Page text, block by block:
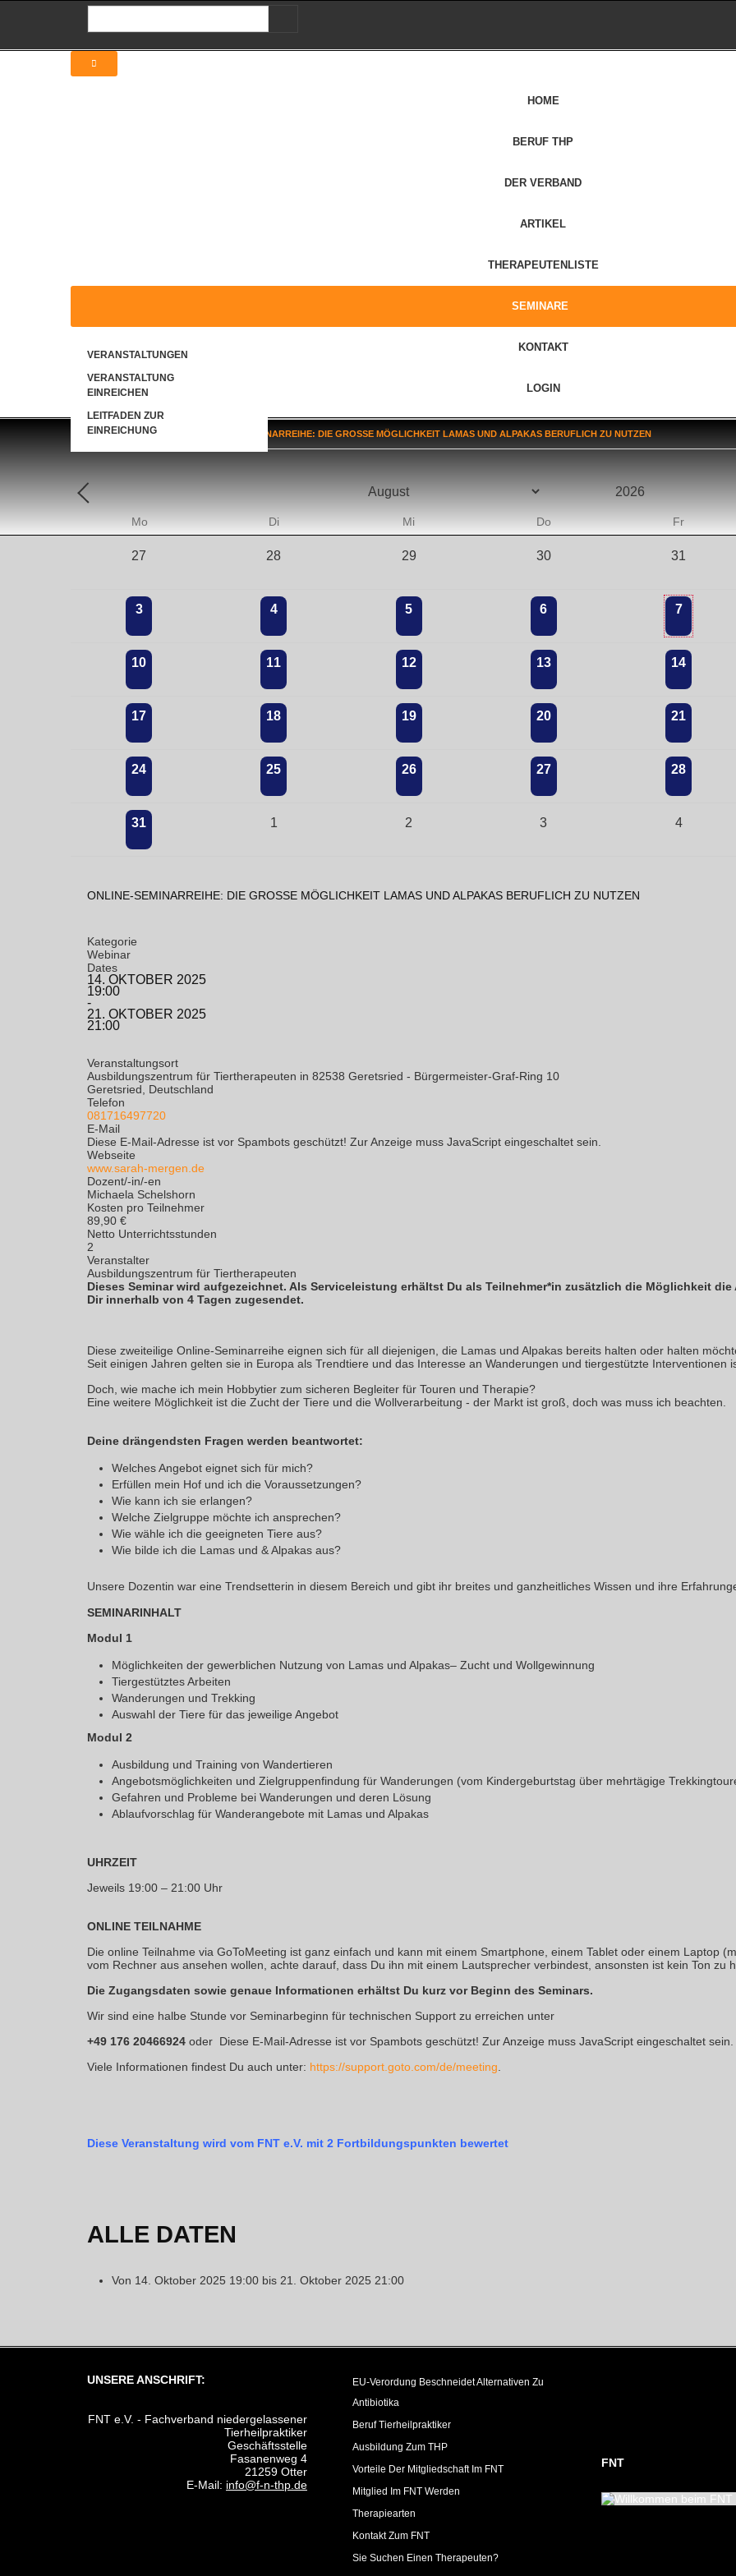
HOME
BERUF THP
DER VERBAND
ARTIKEL
THERAPEUTENLISTE
SEMINARE
VERANSTALTUNGEN
VERANSTALTUNG
EINREICHEN
LEITFADEN ZUR
EINREICHUNG
KONTAKT
LOGIN
HOME » SEMINARE ONLINE-SEMINARREIHE: DIE GROSSE MÖGLICHKEIT LAMAS UND ALPAKAS BERUFLICH ZU NUTZEN
Mo Di Mi Do Fr
27 28 29 30 31
3 4 5 6 7
10 11 12 13 14
17 18 19 20 21
24 25 26 27 28
31 1 2 3 4
ONLINE-SEMINARREIHE: DIE GROSSE MÖGLICHKEIT LAMAS UND ALPAKAS BERUFLICH ZU NUTZEN
Kategorie
Webinar
Dates
14. OKTOBER 2025
19:00
-
21. OKTOBER 2025
21:00
Veranstaltungsort
Ausbildungszentrum für Tiertherapeuten in 82538 Geretsried - Bürgermeister-Graf-Ring 10
Geretsried, Deutschland
Telefon
081716497720
E-Mail
Diese E-Mail-Adresse ist vor Spambots geschützt! Zur Anzeige muss JavaScript eingeschaltet sein.
Webseite
www.sarah-mergen.de
Dozent/-in/-en
Michaela Schelshorn
Kosten pro Teilnehmer
89,90 €
Netto Unterrichtsstunden
2
Veranstalter
Ausbildungszentrum für Tiertherapeuten
Dieses Seminar wird aufgezeichnet. Als Serviceleistung erhältst Du als Teilnehmer*in zusätzlich die Möglichkeit
Dir innerhalb von 4 Tagen zugesendet.
Diese zweiteilige Online-Seminarreihe eignen sich für all diejenigen, die Lamas und Alpakas bereits halten oder halten
Seit einigen Jahren gelten sie in Europa als Trendtiere und das Interesse an Wanderungen und tiergestützte Interventionen
Doch, wie mache ich mein Hobbytier zum sicheren Begleiter für Touren und Therapie?
Eine weitere Möglichkeit ist die Zucht der Tiere und die Wollverarbeitung - der Markt ist groß, doch was muss ich beachten.
Deine drängendsten Fragen werden beantwortet:
Welches Angebot eignet sich für mich?
Erfüllen mein Hof und ich die Voraussetzungen?
Wie kann ich sie erlangen?
Welche Zielgruppe möchte ich ansprechen?
Wie wähle ich die geeigneten Tiere aus?
Wie bilde ich die Lamas und & Alpakas aus?
Unsere Dozentin war eine Trendsetterin in diesem Bereich und gibt ihr breites und ganzheitliches Wissen und ihre
SEMINARINHALT
Modul 1
Möglichkeiten der gewerblichen Nutzung von Lamas und Alpakas– Zucht und Wollgewinnung
Tiergestütztes Arbeiten
Wanderungen und Trekking
Auswahl der Tiere für das jeweilige Angebot
Modul 2
Ausbildung und Training von Wandertieren
Angebotsmöglichkeiten und Zielgruppenfindung für Wanderungen (vom Kindergeburtstag über mehrtägige
Gefahren und Probleme bei Wanderungen und deren Lösung
Ablaufvorschlag für Wanderangebote mit Lamas und Alpakas
UHRZEIT
Jeweils 19:00 – 21:00 Uhr
ONLINE TEILNAHME
Die online Teilnahme via GoToMeeting ist ganz einfach und kann mit einem Smartphone, einem Tablet oder einem Laptop
vom Rechner aus ansehen wollen, achte darauf, dass Du ihn mit einem Lautsprecher verbindest, ansonsten ist kein Ton zu
Die Zugangsdaten sowie genaue Informationen erhältst Du kurz vor Beginn des Seminars.
Wir sind eine halbe Stunde vor Seminarbeginn für technischen Support zu erreichen unter
+49 176 20466924 oder Diese E-Mail-Adresse ist vor Spambots geschützt! Zur Anzeige muss JavaScript eingeschaltet sein.
Viele Informationen findest Du auch unter: https://support.goto.com/de/meeting
Diese Veranstaltung wird vom FNT e.V. mit 2 Fortbildungspunkten bewertet
ALLE DATEN
Von 14. Oktober 2025 19:00 bis 21. Oktober 2025 21:00
UNSERE ANSCHRIFT:
FNT e.V. - Fachverband niedergelassener
Tierheilpraktiker
Geschäftsstelle
Fasanenweg 4
21259 Otter
E-Mail: info@f-n-thp.de
EU-Verordung Beschneidet Alternativen Zu
Antibiotika
Beruf Tierheilpraktiker
Ausbildung Zum THP
Vorteile Der Mitgliedschaft Im FNT
Mitglied Im FNT Werden
Therapiearten
Kontakt Zum FNT
Sie Suchen Einen Therapeuten?
FNT